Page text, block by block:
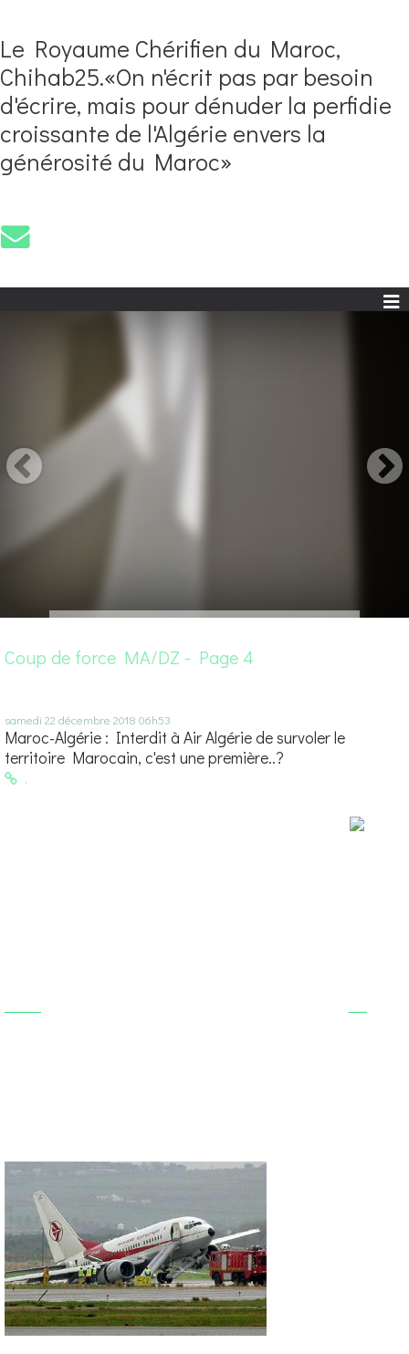
Le Royaume Chérifien du Maroc,
Chihab25.«On n'écrit pas par besoin
d'écrire, mais pour dénuder la perfidie
croissante de l'Algérie envers la
générosité du Maroc»
Coup de force MA/DZ - Page 4
samedi 22 décembre 2018 06h53
Maroc-Algérie : Interdit à Air Algérie de survoler le
territoire Marocain, c'est une première..?
.